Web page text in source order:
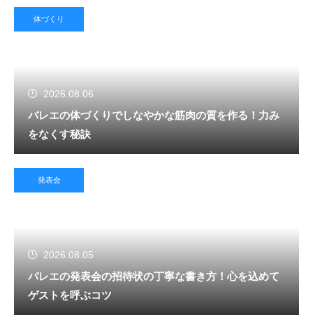
体づくり
2026.08.06
バレエの体づくりでしなやかな筋肉の質を作る！力み
をなくす秘訣
発表会
2026.08.05
バレエの発表会の招待状の丁寧な書き方！心を込めて
ゲストを呼ぶコツ